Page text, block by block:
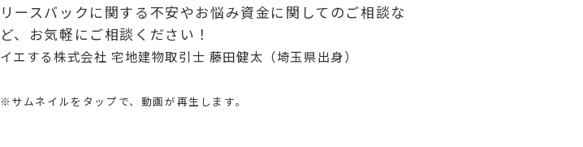
リースバックに関する不安やお悩み資金に関してのご相談な
ど、お気軽にご相談ください！
イエする株式会社 宅地建物取引士 藤田健太（埼玉県出身）
※サムネイルをタップで、動画が再生します。